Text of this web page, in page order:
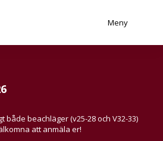
Meny
både beachläger (v25-28 och V32-33)
att anmäla er!